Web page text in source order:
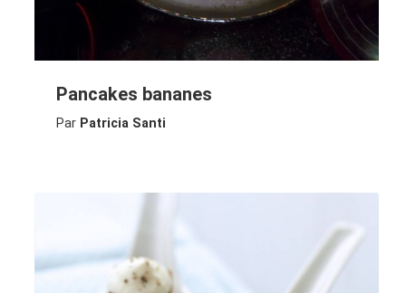
Pancakes bananes
Par Patricia Santi